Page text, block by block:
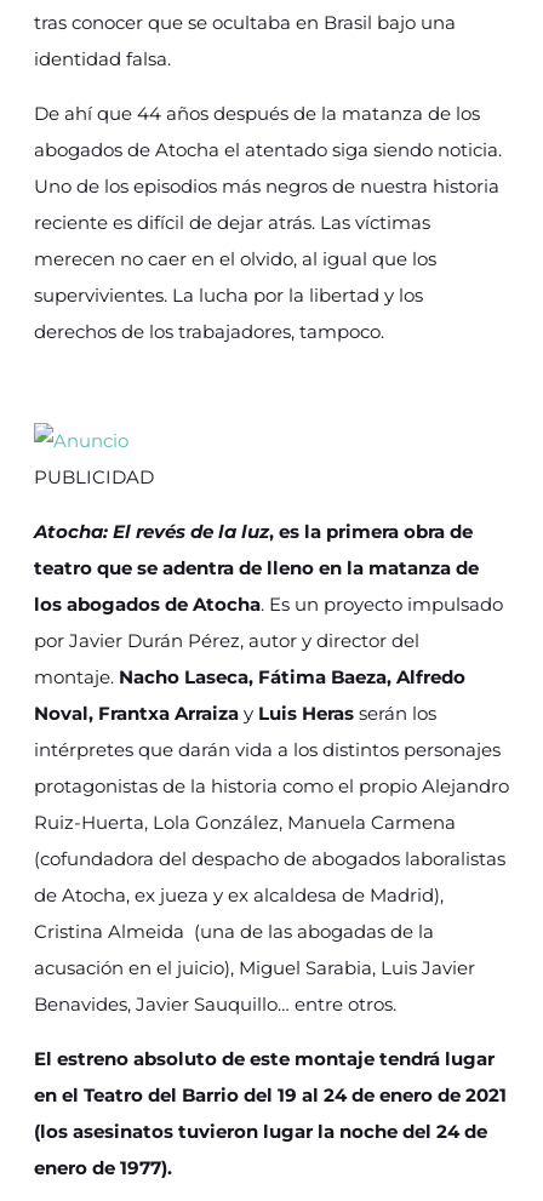
tras conocer que se ocultaba en Brasil bajo una
identidad falsa.
De ahí que 44 años después de la matanza de los
abogados de Atocha el atentado siga siendo noticia.
Uno de los episodios más negros de nuestra historia
reciente es difícil de dejar atrás. Las víctimas
merecen no caer en el olvido, al igual que los
supervivientes. La lucha por la libertad y los
derechos de los trabajadores, tampoco.
PUBLICIDAD
Atocha: El revés de la luz, es la primera obra de
teatro que se adentra de lleno en la matanza de
los abogados de Atocha. Es un proyecto impulsado
por Javier Durán Pérez, autor y director del
montaje. Nacho Laseca, Fátima Baeza, Alfredo
Noval, Frantxa Arraiza y Luis Heras serán los
intérpretes que darán vida a los distintos personajes
protagonistas de la historia como el propio Alejandro
Ruiz-Huerta, Lola González, Manuela Carmena
(cofundadora del despacho de abogados laboralistas
de Atocha, ex jueza y ex alcaldesa de Madrid),
Cristina Almeida (una de las abogadas de la
acusación en el juicio), Miguel Sarabia, Luis Javier
Benavides, Javier Sauquillo… entre otros.
El estreno absoluto de este montaje tendrá lugar
en el Teatro del Barrio del 19 al 24 de enero de 2021
(los asesinatos tuvieron lugar la noche del 24 de
enero de 1977).